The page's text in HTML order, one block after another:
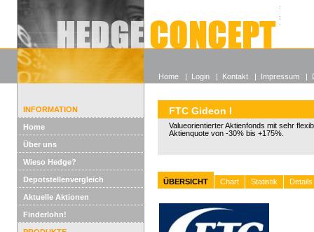
Alle
Wieso
INFORMATION
Home
Über uns
Wieso Hedge?
Depotstellenvergleich
Aktuelle Aktionen
Finderlohn!
FTC Gideon I
Valueorientierter Aktienfonds mit sehr
Aktienquote von -30% bis +175%.
ÜBERSICHT Chart Statistik Details
Home | Login | Kontakt | Impressum |